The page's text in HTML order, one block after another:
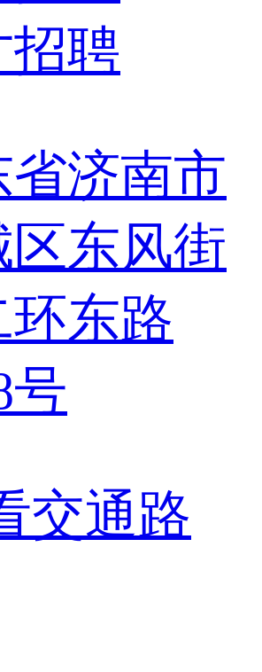
招聘
省济南市
区东风街
环东路
号
交通路